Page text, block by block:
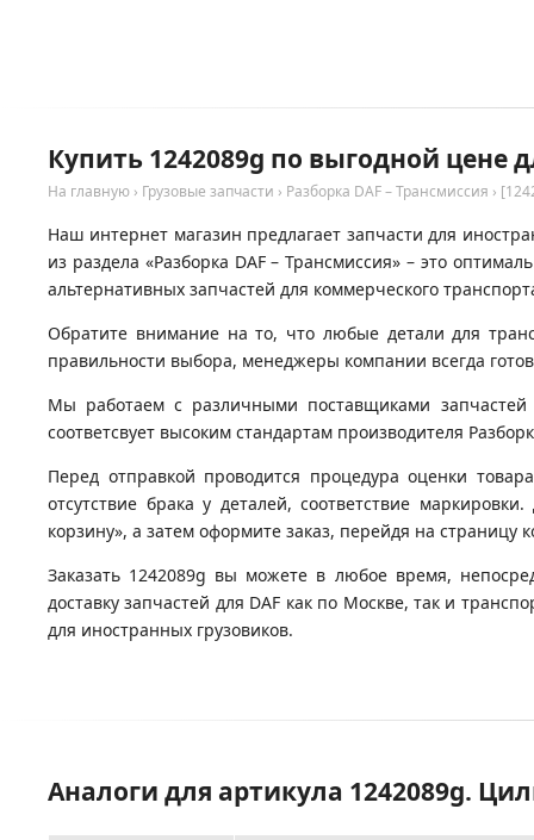
Купить 1242089g по выгодной цене
На главную › Грузовые запчасти › Разборка DAF – Трансмиссия ›
Наш интернет магазин предлагает запчасти для
из раздела «Разборка DAF – Трансмиссия» – это
альтернативных запчастей для коммерческого
Обратите внимание на то, что любые детали для
правильности выбора, менеджеры компании всегда
Мы работаем с различными поставщиками запчастей
соответсвует высоким стандартам производителя
Перед отправкой проводится процедура оценки
отсутствие брака у деталей, соответствие
корзину», а затем оформите заказ, перейдя на страницу
Заказать 1242089g вы можете в любое время,
доставку запчастей для DAF как по Москве, так и
для иностранных грузовиков.
Аналоги для артикула 1242089g.